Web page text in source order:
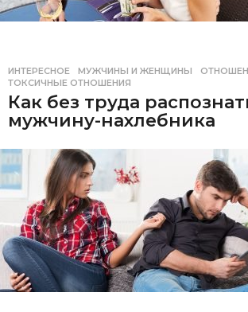
ИНТЕРЕСНОЕ МУЖЧИНЫ И ЖЕНЩИНЫ ,
ТОКСИЧНЫЕ ОТНОШЕНИЯ
Как без труда
мужчину-нахлебника